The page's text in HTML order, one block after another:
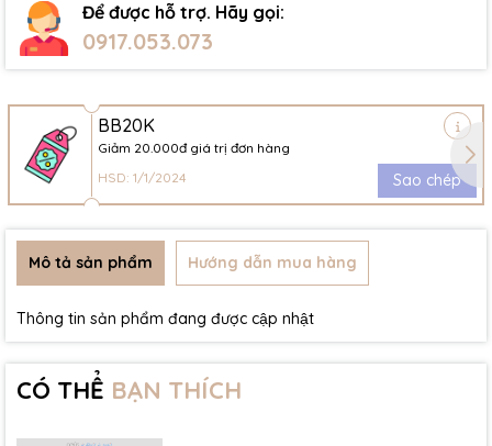
Để được hỗ trợ. Hãy gọi:
0917.053.073
BB20K
Giảm 20.000đ giá trị đơn hàng
HSD: 1/1/2024
Sao chép
Mô tả sản phẩm Hướng dẫn mua hàng
Thông tin sản phẩm đang được cập nhật
CÓ THỂ BẠN THÍCH